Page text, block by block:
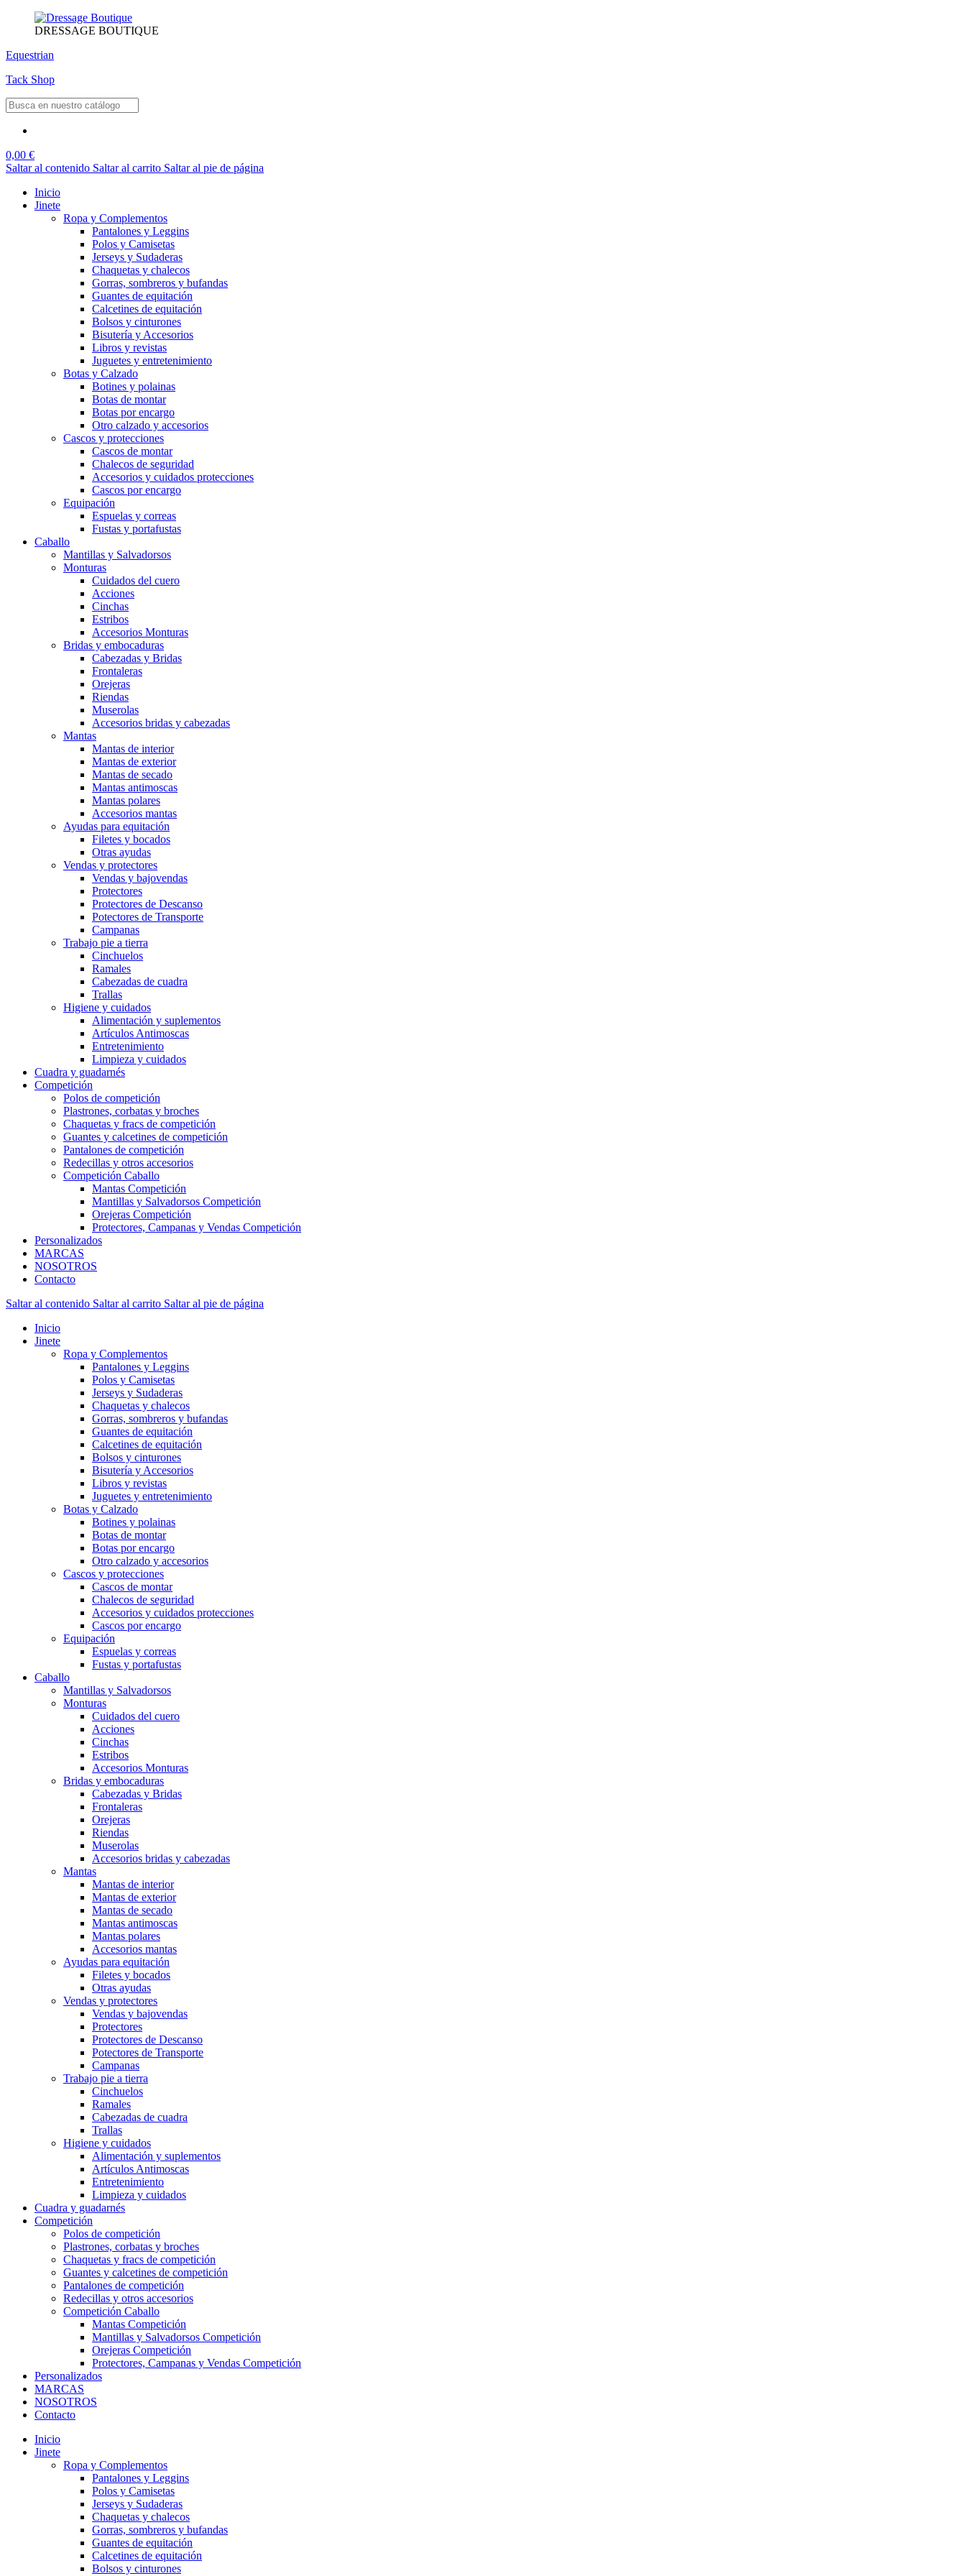
DRESSAGE BOUTIQUE
Equestrian
Tack Shop
0,00 €
Saltar al contenido Saltar al carrito Saltar al pie de página
Inicio
Jinete
Ropa y Complementos
Pantalones y Leggins
Polos y Camisetas
Jerseys y Sudaderas
Chaquetas y chalecos
Gorras, sombreros y bufandas
Guantes de equitación
Calcetines de equitación
Bolsos y cinturones
Bisutería y Accesorios
Libros y revistas
Juguetes y entretenimiento
Botas y Calzado
Botines y polainas
Botas de montar
Botas por encargo
Otro calzado y accesorios
Cascos y protecciones
Cascos de montar
Chalecos de seguridad
Accesorios y cuidados protecciones
Cascos por encargo
Equipación
Espuelas y correas
Fustas y portafustas
Caballo
Mantillas y Salvadorsos
Monturas
Cuidados del cuero
Acciones
Cinchas
Estribos
Accesorios Monturas
Bridas y embocaduras
Cabezadas y Bridas
Frontaleras
Orejeras
Riendas
Muserolas
Accesorios bridas y cabezadas
Mantas
Mantas de interior
Mantas de exterior
Mantas de secado
Mantas antimoscas
Mantas polares
Accesorios mantas
Ayudas para equitación
Filetes y bocados
Otras ayudas
Vendas y protectores
Vendas y bajovendas
Protectores
Protectores de Descanso
Potectores de Transporte
Campanas
Trabajo pie a tierra
Cinchuelos
Ramales
Cabezadas de cuadra
Trallas
Higiene y cuidados
Alimentación y suplementos
Artículos Antimoscas
Entretenimiento
Limpieza y cuidados
Cuadra y guadarnés
Competición
Polos de competición
Plastrones, corbatas y broches
Chaquetas y fracs de competición
Guantes y calcetines de competición
Pantalones de competición
Redecillas y otros accesorios
Competición Caballo
Mantas Competición
Mantillas y Salvadorsos Competición
Orejeras Competición
Protectores, Campanas y Vendas Competición
Personalizados
MARCAS
NOSOTROS
Contacto
Saltar al contenido Saltar al carrito Saltar al pie de página
Inicio
Jinete
Ropa y Complementos
Pantalones y Leggins
Polos y Camisetas
Jerseys y Sudaderas
Chaquetas y chalecos
Gorras, sombreros y bufandas
Guantes de equitación
Calcetines de equitación
Bolsos y cinturones
Bisutería y Accesorios
Libros y revistas
Juguetes y entretenimiento
Botas y Calzado
Botines y polainas
Botas de montar
Botas por encargo
Otro calzado y accesorios
Cascos y protecciones
Cascos de montar
Chalecos de seguridad
Accesorios y cuidados protecciones
Cascos por encargo
Equipación
Espuelas y correas
Fustas y portafustas
Caballo
Mantillas y Salvadorsos
Monturas
Cuidados del cuero
Acciones
Cinchas
Estribos
Accesorios Monturas
Bridas y embocaduras
Cabezadas y Bridas
Frontaleras
Orejeras
Riendas
Muserolas
Accesorios bridas y cabezadas
Mantas
Mantas de interior
Mantas de exterior
Mantas de secado
Mantas antimoscas
Mantas polares
Accesorios mantas
Ayudas para equitación
Filetes y bocados
Otras ayudas
Vendas y protectores
Vendas y bajovendas
Protectores
Protectores de Descanso
Potectores de Transporte
Campanas
Trabajo pie a tierra
Cinchuelos
Ramales
Cabezadas de cuadra
Trallas
Higiene y cuidados
Alimentación y suplementos
Artículos Antimoscas
Entretenimiento
Limpieza y cuidados
Cuadra y guadarnés
Competición
Polos de competición
Plastrones, corbatas y broches
Chaquetas y fracs de competición
Guantes y calcetines de competición
Pantalones de competición
Redecillas y otros accesorios
Competición Caballo
Mantas Competición
Mantillas y Salvadorsos Competición
Orejeras Competición
Protectores, Campanas y Vendas Competición
Personalizados
MARCAS
NOSOTROS
Contacto
Inicio
Jinete
Ropa y Complementos
Pantalones y Leggins
Polos y Camisetas
Jerseys y Sudaderas
Chaquetas y chalecos
Gorras, sombreros y bufandas
Guantes de equitación
Calcetines de equitación
Bolsos y cinturones